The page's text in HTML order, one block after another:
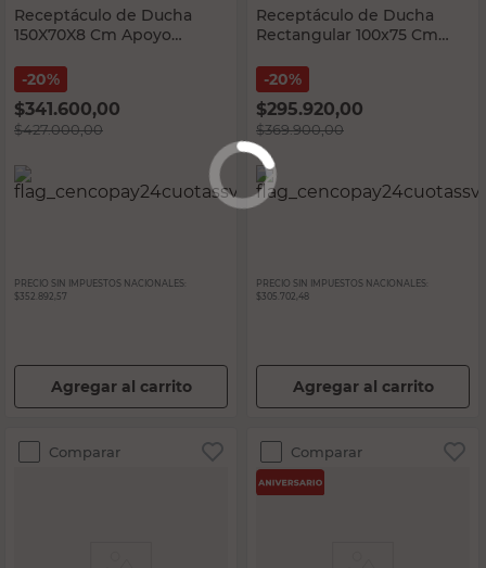
Receptáculo de Ducha
150X70X8 Cm Apoyo
20%
$341.600,00
$427.000,00
PRECIO SIN IMPUESTOS NACIONALES:
$352.892,57
Agregar al carrito
Receptáculo de Ducha
Rectangular 100x75 Cm
20%
$295.920,00
$369.900,00
PRECIO SIN IMPUESTOS NACIONALES:
$305.702,48
Agregar al carrito
Comparar Comparar